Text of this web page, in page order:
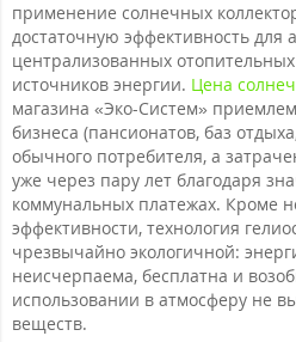
применение солнечных
достаточную эффективность для
централизованных
источников энергии. Цена
магазина «Эко-Систем»
бизнеса (пансионатов, баз
обычного потребителя, а
уже через пару лет благодаря
коммунальных платежах. Кроме
эффективности, технология
чрезвычайно экологичной:
неисчерпаема, бесплатна и
использовании в атмосферу не
веществ.